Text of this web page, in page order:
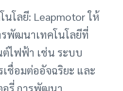
โลยี: Leapmotor ให้
พัฒนาเทคโนโลยีที่
ต์ไฟฟ้า เช่น ระบบ
ชื่อมต่ออัจฉริยะ และ
อรี่ การพัฒนา